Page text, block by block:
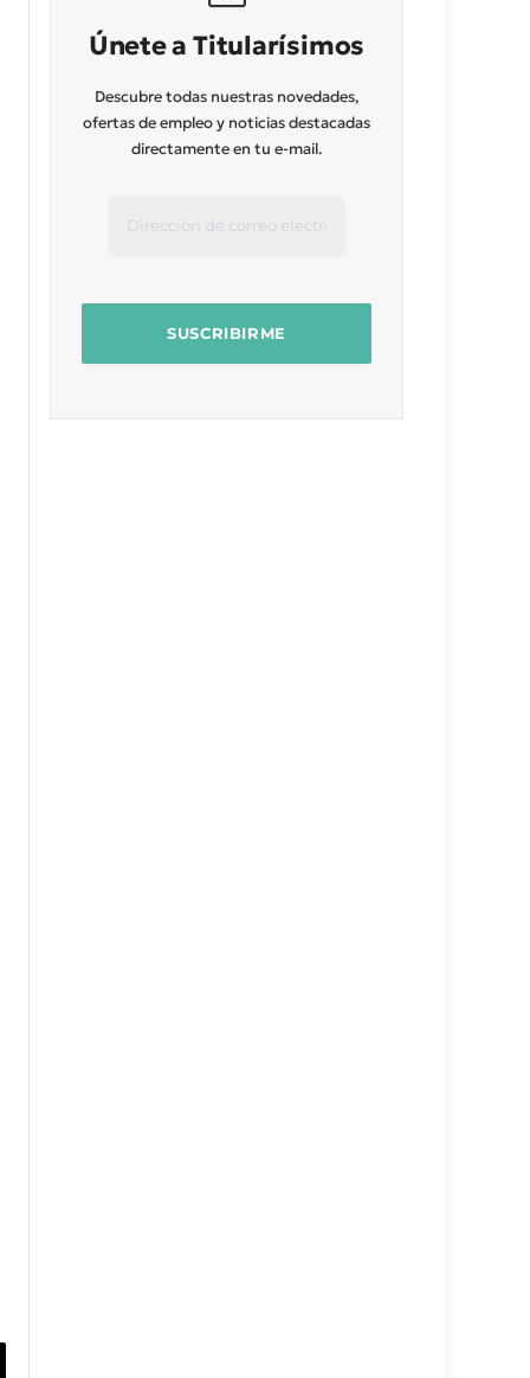
Únete a Titularísimos
Descubre todas nuestras novedades,
ofertas de empleo y noticias destacadas
directamente en tu e-mail.